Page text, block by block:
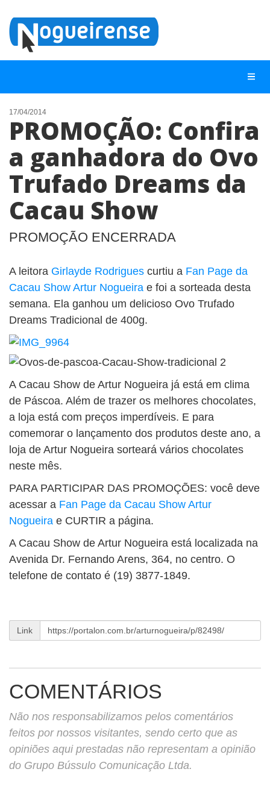
NOTÍCIAS
LISTA DIGITAL
TELEFONES ÚTEIS
CONTATO
ANUNCIE
BUSCAR
17/04/2014
PROMOÇÃO: Confira
a ganhadora do Ovo
Trufado Dreams da
Cacau Show
PROMOÇÃO ENCERRADA
A leitora Girlayde Rodrigues curtiu a Fan Page da
Cacau Show Artur Nogueira e foi a sorteada desta
semana. Ela ganhou um delicioso Ovo Trufado
Dreams Tradicional de 400g.
A Cacau Show de Artur Nogueira já está em clima
de Páscoa. Além de trazer os melhores chocolates,
a loja está com preços imperdíveis. E para
comemorar o lançamento dos produtos deste ano, a
loja de Artur Nogueira sorteará vários chocolates
neste mês.
PARA PARTICIPAR DAS PROMOÇÕES: você deve
acessar a Fan Page da Cacau Show Artur
Nogueira e CURTIR a página.
A Cacau Show de Artur Nogueira está localizada na
Avenida Dr. Fernando Arens, 364, no centro. O
telefone de contato é (19) 3877-1849.
Link
COMENTÁRIOS
Não nos responsabilizamos pelos comentários
feitos por nossos visitantes, sendo certo que as
opiniões aqui prestadas não representam a opinião
do Grupo Bússulo Comunicação Ltda.